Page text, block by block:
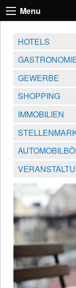
Menu
HOTELS
GEWERBE
SHOPPING
IMMOBILIEN